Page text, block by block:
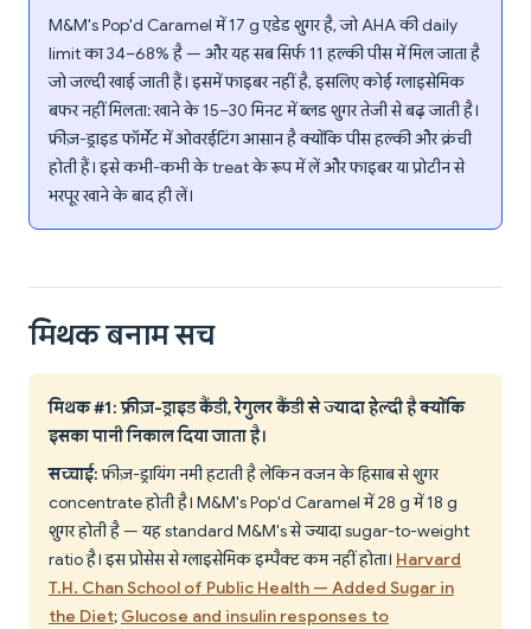
M&M's Pop'd Caramel में 17 g एडेड शुगर है, जो AHA की daily
limit का 34–68% है — और यह सब सिर्फ 11 हल्की पीस में मिल जाता है
जो जल्दी खाई जाती हैं। इसमें फाइबर नहीं है, इसलिए कोई ग्लाइसेमिक
बफर नहीं मिलता: खाने के 15–30 मिनट में ब्लड शुगर तेजी से बढ़ जाती है।
फ्रीज़-ड्राइड फॉर्मेट में ओवरईटिंग आसान है क्योंकि पीस हल्की और क्रंची
होती हैं। इसे कभी-कभी के treat के रूप में लें और फाइबर या प्रोटीन से
भरपूर खाने के बाद ही लें।
मिथक बनाम सच
मिथक #1: फ्रीज़-ड्राइड कैंडी, रेगुलर कैंडी से ज्यादा हेल्दी है क्योंकि
इसका पानी निकाल दिया जाता है।
सच्चाई:फ्रीज़-ड्रायिंग नमी हटाती है लेकिन वजन के हिसाब से शुगर
concentrate होती है। M&M's Pop'd Caramel में 28 g में 18 g
शुगर होती है — यह standard M&M's से ज्यादा sugar-to-weight
ratio है। इस प्रोसेस से ग्लाइसेमिक इम्पैक्ट कम नहीं होता। Harvard
T.H. Chan School of Public Health — Added Sugar in
the Diet; Glucose and insulin responses to